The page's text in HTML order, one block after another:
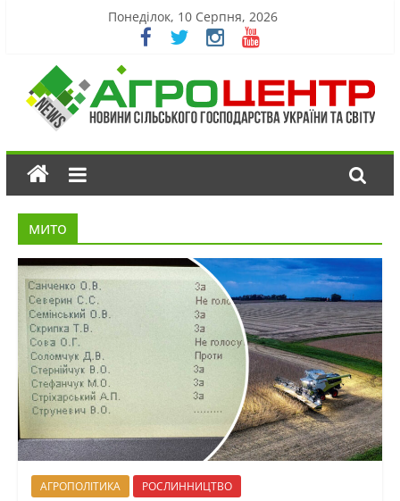
Понеділок, 10 Серпня, 2026
мито
АГРОПОЛІТИКА РОСЛИННИЦТВО